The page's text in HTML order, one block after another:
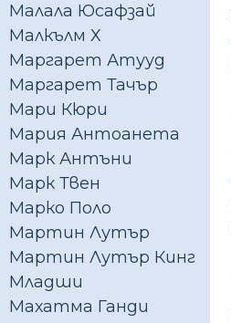
Малала Юсафзай
Малкълм Х
Маргарет Атууд
Маргарет Тачър
Мари Кюри
Мария Антоанета
Марк Антъни
Марк Твен
Марко Поло
Мартин Лутър
Мартин Лутър Кинг
Младши
Махатма Ганди